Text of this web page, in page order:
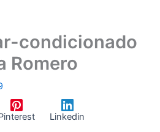
condicionado
Romero
Linkedin